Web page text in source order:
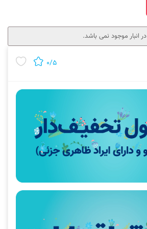
۰/۵
در انبار موجود نمی باشد.